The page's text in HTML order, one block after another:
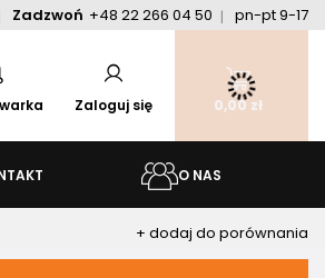
Zadzwoń +48 22 266 04 50 pn-pt 9-17
Zaloguj się 0,00 zł
O NAS
+ dodaj do porównania